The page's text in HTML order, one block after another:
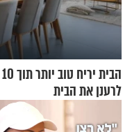
לרענן את הבית